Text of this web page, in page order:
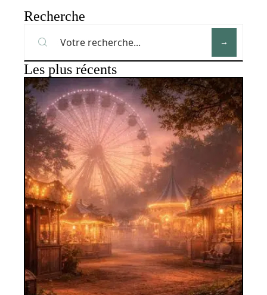
Recherche
Les plus récents